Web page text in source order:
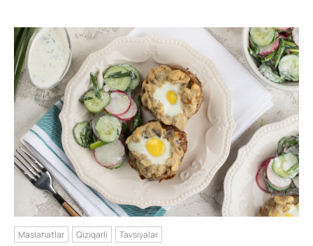
Maslahatlar Qiziqarli Tavsiyalar